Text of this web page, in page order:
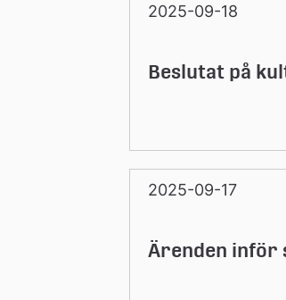
2025-09-18
Beslutat på
2025-09-17
Ärenden inför